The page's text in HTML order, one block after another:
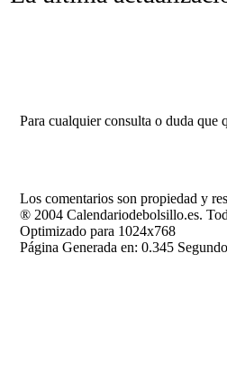
Para cualquier consulta o duda que
Los comentarios son propiedad y
® 2004 Calendariodebolsillo.es.
Optimizado para 1024x768
Página Generada en: 0.345